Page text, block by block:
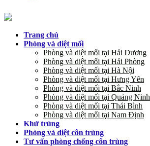
Trang chủ
Phòng và diệt mối
Phòng và diệt mối tại Hải Dương
Phòng và diệt mối tại Hải Phòng
Phòng và diệt mối tại Hà Nội
Phòng và diệt mối tại Hưng Yên
Phòng và diệt mối tại Bắc Ninh
Phòng và diệt mối tại Quảng Ninh
Phòng và diệt mối tại Thái Bình
Phòng và diệt mối tại Nam Định
Khử trùng
Phòng và diệt côn trùng
Tư vấn phòng chống côn trùng